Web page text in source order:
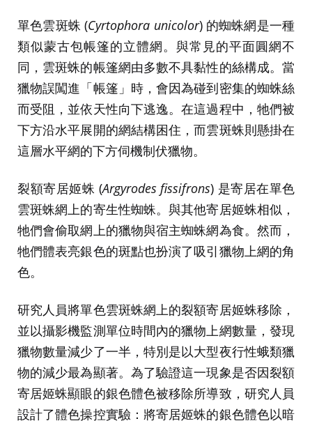
單色雲斑蛛 (Cyrtophora unicolor) 的蜘蛛網是一種
類似蒙古包帳篷的立體網。與常見的平面圓網不
同，雲斑蛛的帳篷網由多數不具黏性的絲構成。當
獵物誤闖進「帳篷」時，會因為碰到密集的蜘蛛絲
而受阻，並依天性向下逃逸。在這過程中，牠們被
下方沿水平展開的網結構困住，而雲斑蛛則懸掛在
這層水平網的下方伺機制伏獵物。
裂額寄居姬蛛 (Argyrodes fissifrons) 是寄居在單色
雲斑蛛網上的寄生性蜘蛛。與其他寄居姬蛛相似，
牠們會偷取網上的獵物與宿主蜘蛛網為食。然而，
牠們體表亮銀色的斑點也扮演了吸引獵物上網的角
色。
研究人員將單色雲斑蛛網上的裂額寄居姬蛛移除，
並以攝影機監測單位時間內的獵物上網數量，發現
獵物數量減少了一半，特別是以大型夜行性蛾類獵
物的減少最為顯著。為了驗證這一現象是否因裂額
寄居姬蛛顯眼的銀色體色被移除所導致，研究人員
設計了體色操控實驗：將寄居姬蛛的銀色體色以暗